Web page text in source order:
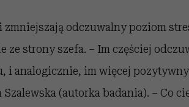
zmniejszają odczuwalny poziom
ze strony szefa. – Im częściej
i analogicznie, im więcej
Szalewska (autorka badania). – Co